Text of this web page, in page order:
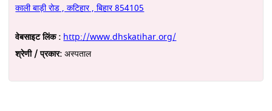
काली बाड़ी रोड , कटिहार , बिहार 854105
वेबसाइट लिंक : http://www.dhskatihar.org/
श्रेणी / प्रकार:अस्पताल